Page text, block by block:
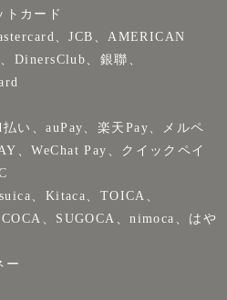
カード
、JCB、AMERICAN
DinersClub、銀聯、
払い、auPay、楽天Pay、メルペ
、WeChat Pay、クイックペイ
、Kitaca、TOICA、
、SUGOCA、nimoca、はや
ー